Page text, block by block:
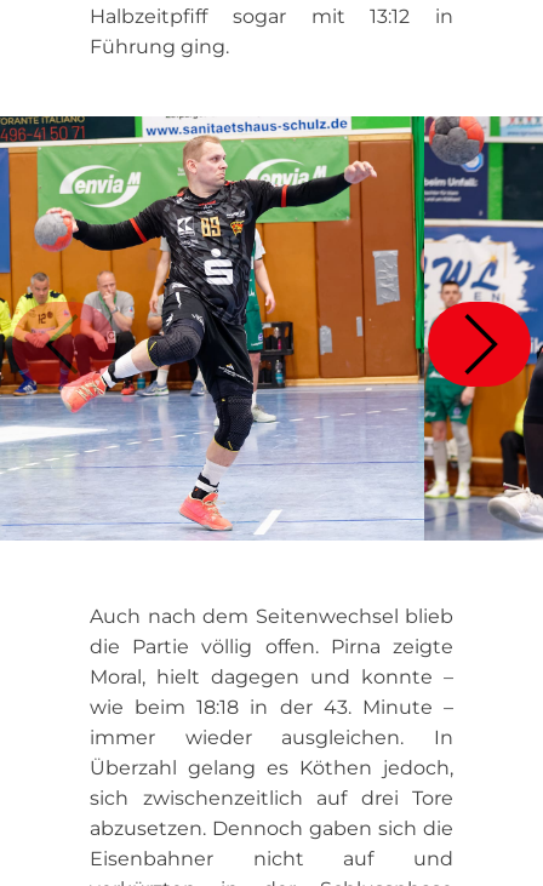
Halbzeitpfiff sogar mit 13:12 in
Führung ging.
Auch nach dem Seitenwechsel blieb
die Partie völlig offen. Pirna zeigte
Moral, hielt dagegen und konnte –
wie beim 18:18 in der 43. Minute –
immer wieder ausgleichen. In
Überzahl gelang es Köthen jedoch,
sich zwischenzeitlich auf drei Tore
abzusetzen. Dennoch gaben sich die
Eisenbahner nicht auf und